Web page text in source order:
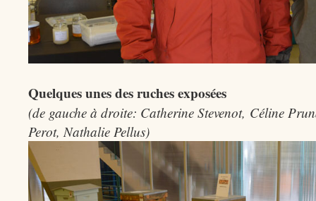
Quelques unes des ruches exposées
(de gauche à droite: Catherine Stevenot, Céline
Perot, Nathalie Pellus)